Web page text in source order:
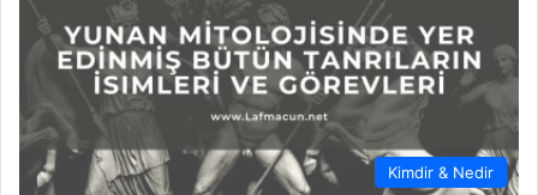
Kimdir & Nedir